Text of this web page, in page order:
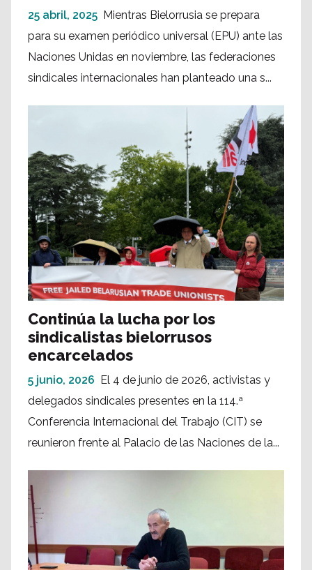
25 abril, 2025 Mientras Bielorrusia se prepara
para su examen periódico universal (EPU) ante las
Naciones Unidas en noviembre, las federaciones
sindicales internacionales han planteado una s...
Continúa la lucha por los
sindicalistas bielorrusos
encarcelados
5 junio, 2026 El 4 de junio de 2026, activistas y
delegados sindicales presentes en la 114.ª
Conferencia Internacional del Trabajo (CIT) se
reunieron frente al Palacio de las Naciones de la...